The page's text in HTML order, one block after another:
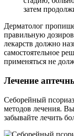
затем
Дерматолог
правильную
лекарств должно
самостоятельное
применяться не
Лечение
Себорейный
методов лечения.
забывайте лечить